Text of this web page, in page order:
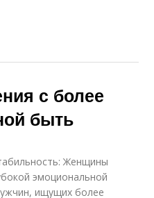
с более
быть
Женщины
эмоциональной
ищущих более